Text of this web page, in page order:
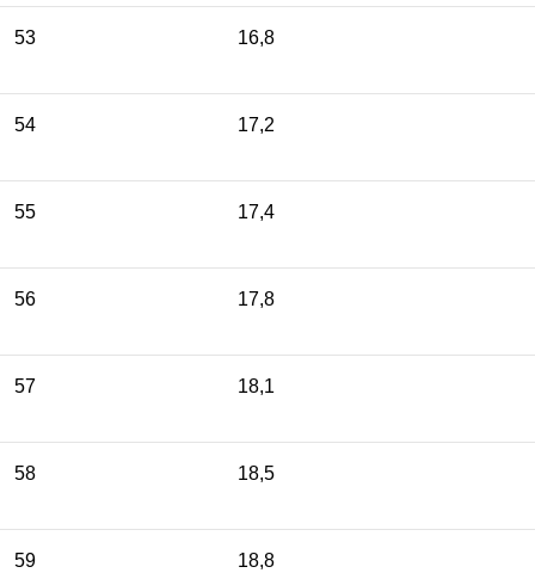
53 16,8
54 17,2
55 17,4
56 17,8
57 18,1
58 18,5
59 18,8